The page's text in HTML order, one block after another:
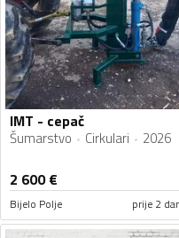
IMT - cepač
Šumarstvo Cirkulari 2026
2 600€
Bijelo Polje prije 2